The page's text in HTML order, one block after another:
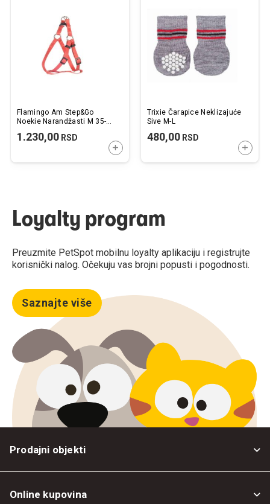
Flamingo Am Step&Go
Noekie Narandžasti M 35-
1.230,00 RSD
DODAJTE U KORPU
Trixie Čarapice Neklizajuće
Sive M-L
480,00RSD
Loyalty program
Preuzmite PetSpot mobilnu loyalty aplikaciju i registrujte
korisnički nalog. Očekuju vas brojni popusti i pogodnosti.
Saznajte više
Prodajni objekti
Online kupovina